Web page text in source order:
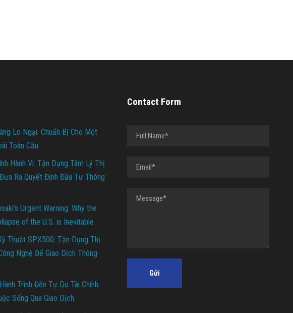
Lo Ngại: Chuẩn Bị Cho Một
Toàn Cầu
Hành Vi: Tận Dụng Tâm Lý Thị
Ra Quyết Định Đầu Tư Thông
Urgent Warning: Why the
of the U.S. is Inevitable
Thuật SPX500: Tận Dụng Thị
Nghệ Để Giao Dịch Thông
Trình Đến Tự Do Tài Chính:
Sống Qua Giao Dịch
Contact Form